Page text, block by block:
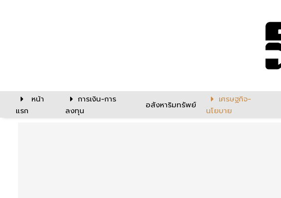
หน้า
แรก
การเงิน-การ
ลงทุน
อสังหาริมทรัพย์
เศรษฐกิจ-
นโยบาย